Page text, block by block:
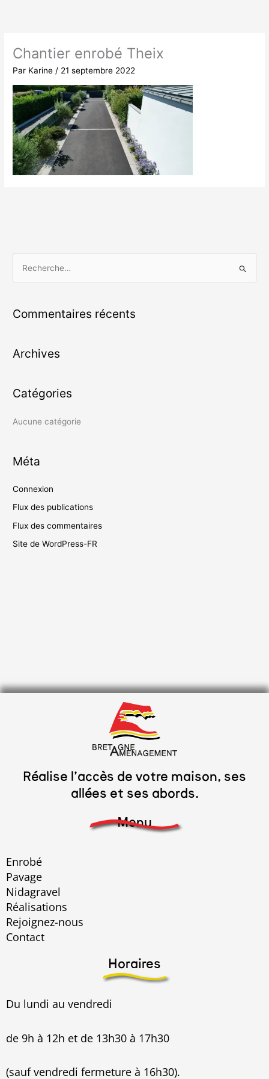
Chantier enrobé Theix
Par Karine / 21 septembre 2022
h
r
e
r
Commentaires récents
Archives
Catégories
Aucune catégorie
Méta
Connexion
Flux des publications
Flux des commentaires
Site de WordPress-FR
Réalise l’accès de votre maison, ses
allées et ses abords.
Menu
Enrobé
Pavage
Nidagravel
Réalisations
Rejoignez-nous
Contact
Horaires
Du lundi au vendredi
de 9h à 12h et de 13h30 à 17h30
(sauf vendredi fermeture à 16h30).